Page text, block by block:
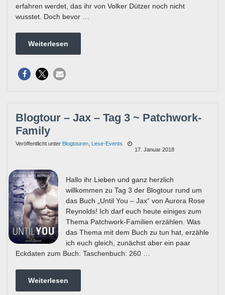
erfahren werdet, das ihr von Volker Dützer noch nicht
wusstet. Doch bevor …
Weiterlesen
Blogtour – Jax – Tag 3 ~ Patchwork-
Family
Veröffentlicht unter Blogtouren Lese-Events
17. Januar 2018
Hallo ihr Lieben und ganz herzlich
willkommen zu Tag 3 der Blogtour rund um
das Buch „Until You – Jax“ von Aurora Rose
Reynolds! Ich darf euch heute einiges zum
Thema Patchwork-Familien erzählen. Was
das Thema mit dem Buch zu tun hat, erzähle
ich euch gleich, zunächst aber ein paar
Eckdaten zum Buch: Taschenbuch: 260 …
Weiterlesen